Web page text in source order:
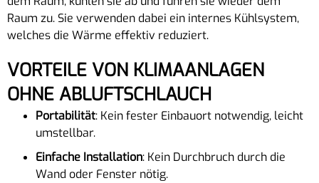
Raum zu. Sie verwenden dabei ein internes Kühlsystem,
welches die Wärme effektiv reduziert.
VORTEILE VON KLIMAANLAGEN
OHNE ABLUFTSCHLAUCH
Portabilität: Kein fester Einbauort notwendig, leicht
umstellbar.
Einfache Installation: Kein Durchbruch durch die
Wand oder Fenster nötig.